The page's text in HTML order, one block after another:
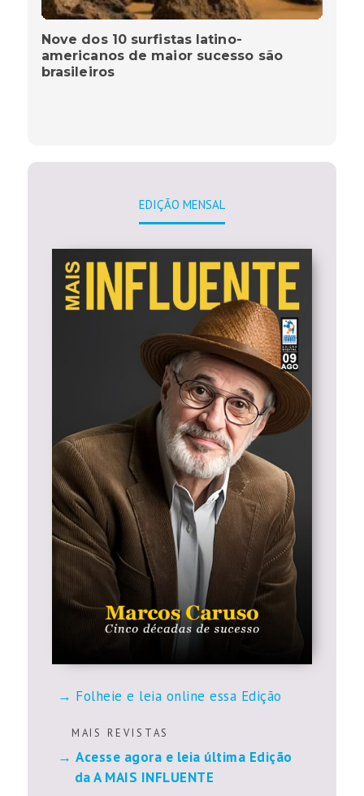
Nove dos 10 surfistas latino-
americanos de maior sucesso são
brasileiros
EDIÇÃO MENSAL
Folheie e leia online essa Edição
M A I S R E V I S T A S
Acesse agora e leia última Edição
da A MAIS INFLUENTE